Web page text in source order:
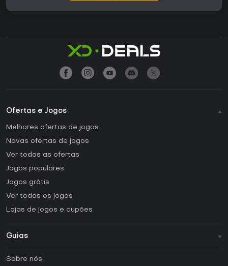
Ofertas e Jogos
Melhores ofertas de jogos
Novas ofertas de jogos
Ver todas as ofertas
Jogos populares
Jogos grátis
Ver todos os jogos
Lojas de jogos e cupões
Guias
Sobre nós